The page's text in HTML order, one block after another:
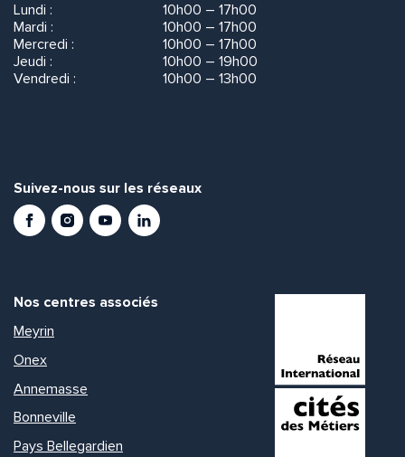
Lundi :
10h00 – 17h00
Mardi :
10h00 – 17h00
Mercredi :
10h00 – 17h00
Jeudi :
10h00 – 19h00
Vendredi :
10h00 – 13h00
Suivez-nous sur les réseaux
FacebookInstagramYoutubeLinkedIn
Nos centres associés
Meyrin
Onex
Annemasse
Bonneville
Pays Bellegardien